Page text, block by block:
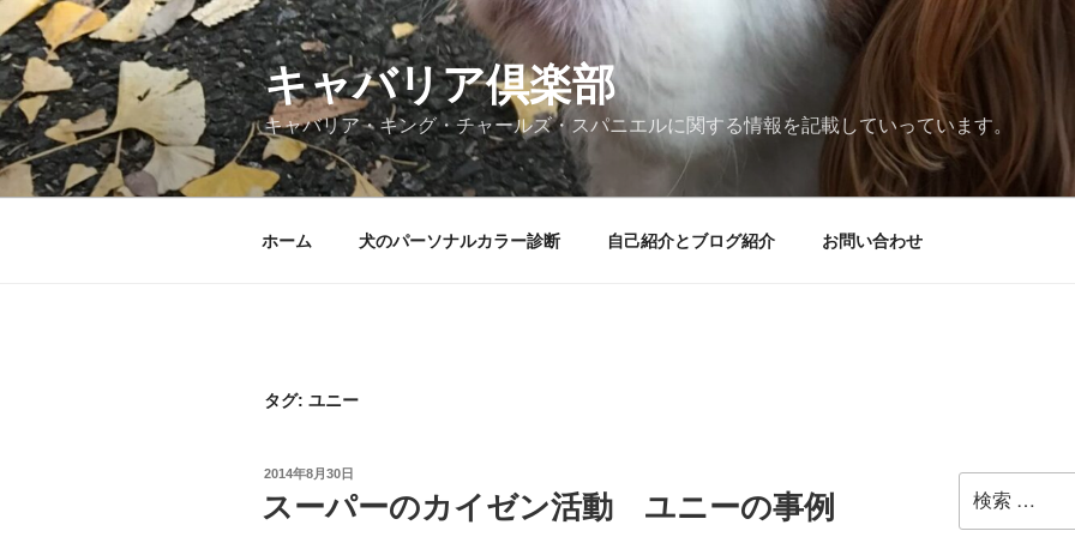
ン
テ
ン
ツ
へ
ス
キャバリア倶楽部
キャバリア・キング・チャールズ・スパニエルに関する情報を記載していっています。
ホーム 犬のパーソナルカラー診断 自己紹介とブログ紹介 お問い合わせ
タグ: ユニー
投
日:
2014年8月30日
スーパーのカイゼン活動 ユニーの事例
索: